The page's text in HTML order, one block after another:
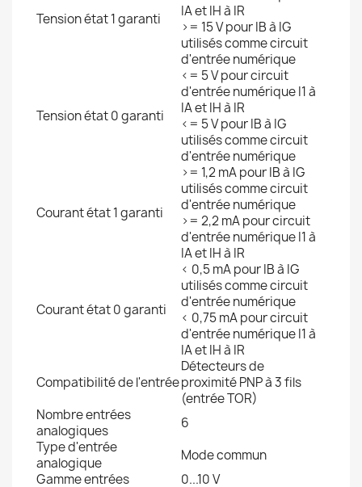
Tension état 1 garanti
IA et IH à IR
>= 15 V pour IB à IG
utilisés comme circuit
d'entrée numérique
Tension état 0 garanti
<= 5 V pour circuit
d'entrée numérique I1 à
IA et IH à IR
<= 5 V pour IB à IG
utilisés comme circuit
d'entrée numérique
Courant état 1 garanti
>= 1,2 mA pour IB à IG
utilisés comme circuit
d'entrée numérique
>= 2,2 mA pour circuit
d'entrée numérique I1 à
IA et IH à IR
Courant état 0 garanti
< 0,5 mA pour IB à IG
utilisés comme circuit
d'entrée numérique
< 0,75 mA pour circuit
d'entrée numérique I1 à
IA et IH à IR
Compatibilité de l'entrée
Détecteurs de
proximité PNP à 3 fils
(entrée TOR)
Nombre entrées
analogiques
6
Type d'entrée
analogique
Mode commun
Gamme entrées
0...10 V